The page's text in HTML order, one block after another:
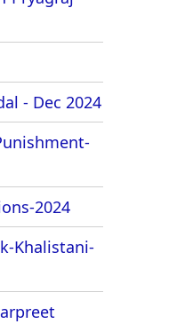
- Dec 2024
2024
Khalistani-